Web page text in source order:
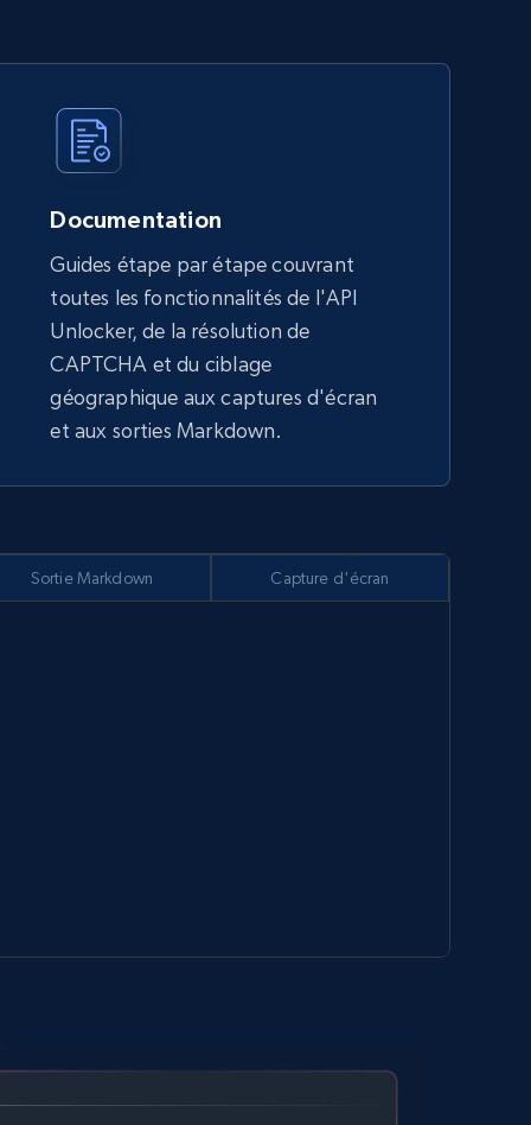
Documentation
Guides étape par étape couvrant
toutes les fonctionnalités de l'API
Unlocker, de la résolution de
CAPTCHA et du ciblage
géographique aux captures d'écran
et aux sorties Markdown.
Sortie Markdown Capture d'écran